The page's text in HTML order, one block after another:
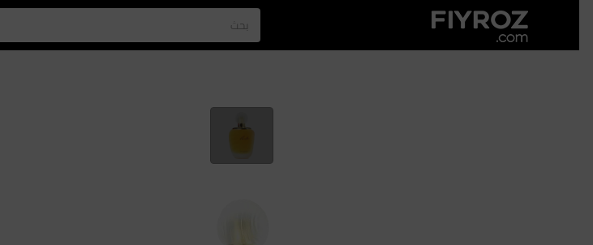
الصفحة الرئيسية